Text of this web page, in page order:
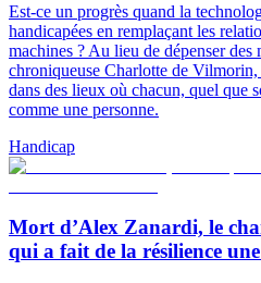
Est-ce un progrès quand la
handicapées en remplaçant les
machines ? Au lieu de dépenser
chroniqueuse Charlotte de
dans des lieux où chacun, quel que
comme une personne.
Handicap
Mort d’Alex Zanardi, le
qui a fait de la résilience